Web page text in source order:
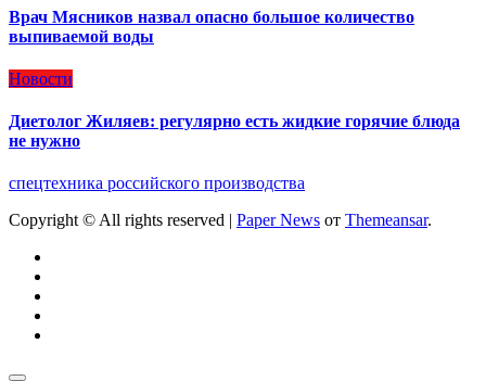
Врач Мясников назвал опасно большое количество
выпиваемой воды
Новости
Диетолог Жиляев: регулярно есть жидкие горячие блюда
не нужно
спецтехника российского производства
Copyright © All rights reserved | Paper News от Themeansar.